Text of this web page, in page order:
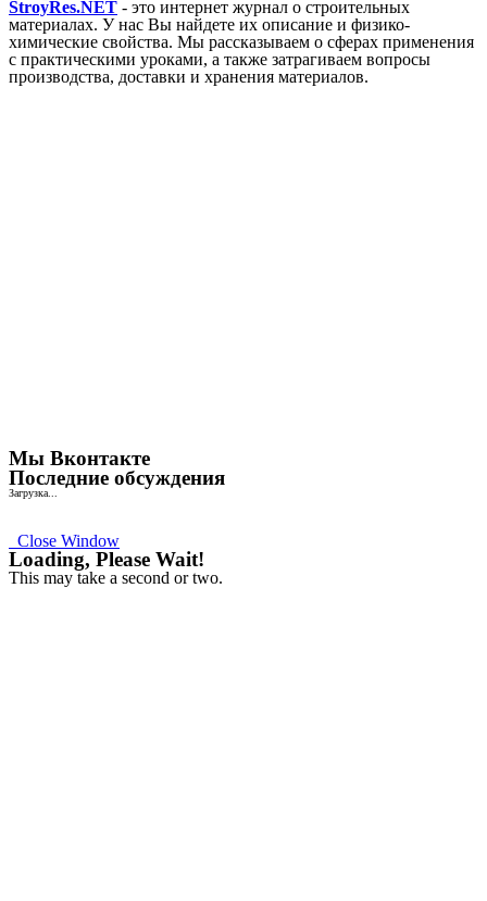
StroyRes.NET - это интернет журнал о строительных
материалах. У нас Вы найдете их описание и физико-
химические свойства. Мы рассказываем о сферах применения
с практическими уроками, а также затрагиваем вопросы
производства, доставки и хранения материалов.
Мы Вконтакте
Последние обсуждения
Загрузка...
Close Window
Loading, Please Wait!
This may take a second or two.